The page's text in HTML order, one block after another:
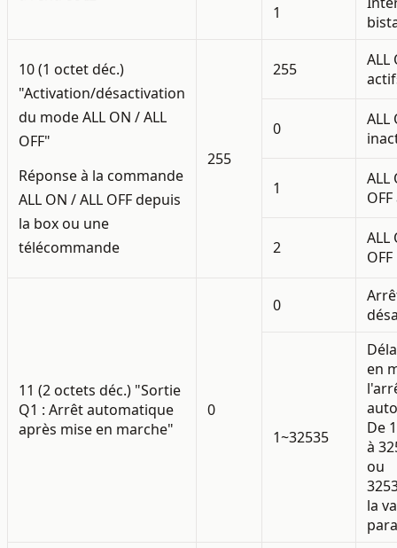
1
10 (1 octet déc.)
"Activation/désactivation
du mode ALL ON / ALL
OFF"
Réponse à la commande
ALL ON / ALL OFF depuis
la box ou une
télécommande
255
255
ALL
0
ALL
1
ALL
2
ALL
11 (2 octets déc.) "Sortie
Q1 : Arrêt automatique
après mise en marche"
0
0
1~32535
en
De
à
ou
la